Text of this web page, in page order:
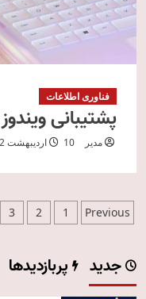
فناوری اطلاعات
پشتیبانی ویندوز 11 از اپ iMessage
مدیر 10 اردیبهشت 1402
صفحه‌بندی
Previous
1
2
3
جدید پربازدیدها